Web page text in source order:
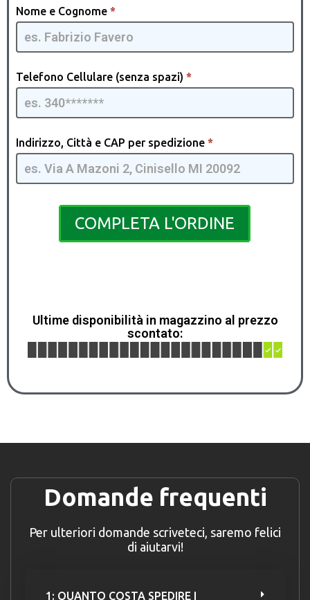
Cassetta
Attrezzi
[IT] -
GQMIA |
Nome e Cognome *
Telefono Cellulare (senza spazi) *
Indirizzo, Città e CAP per spedizione *
COMPLETA L'ORDINE
Ultime disponibilità in magazzino al prezzo
scontato:
Domande frequenti
Per ulteriori domande scriveteci, saremo felici
di aiutarvi!
1: QUANTO COSTA SPEDIRE I